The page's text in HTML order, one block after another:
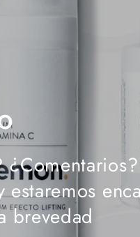
estaremos
brevedad